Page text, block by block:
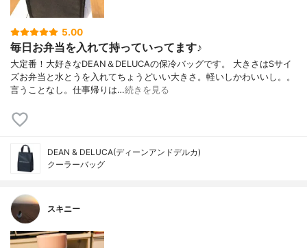
5.00
毎日お弁当を入れて持っていってます♪
大定番！大好きなDEAN＆DELUCAの保冷バッグです。 大きさはSサイ
ズお弁当と水とうを入れてちょうどいい大きさ。軽いしかわいいし。。
言うことなし。仕事帰りは…続きを見る
DEAN & DELUCA(ディーンアンドデルカ)
クーラーバッグ
スキニー